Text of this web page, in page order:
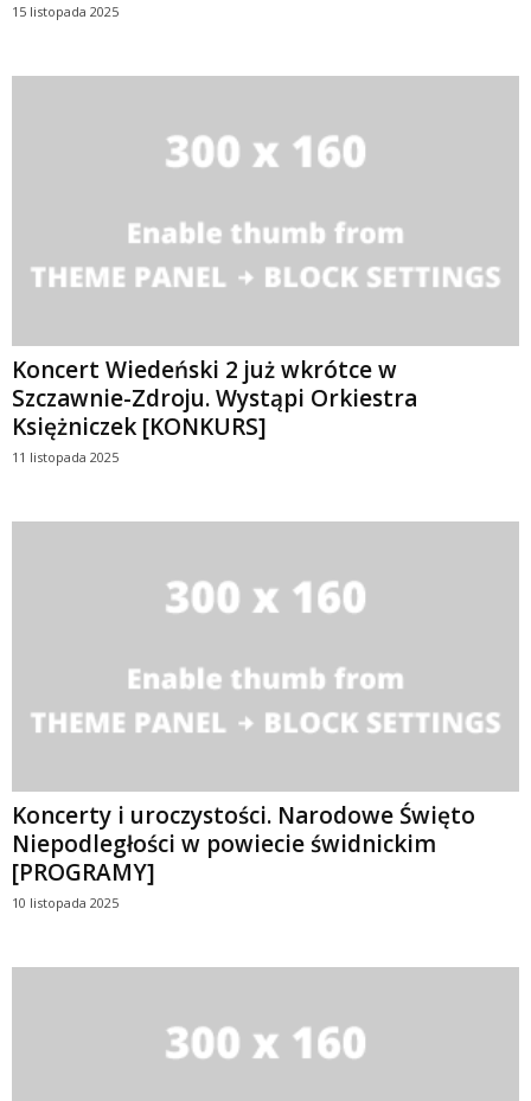
15 listopada 2025
Koncert Wiedeński 2 już wkrótce w
Szczawnie-Zdroju. Wystąpi Orkiestra
Księżniczek [KONKURS]
11 listopada 2025
Koncerty i uroczystości. Narodowe Święto
Niepodległości w powiecie świdnickim
[PROGRAMY]
10 listopada 2025